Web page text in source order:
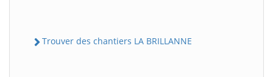
Trouver des chantiers LA BRILLANNE